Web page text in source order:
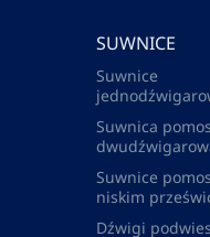
SUWNICE
Suwnice
Suwnica
Suwnice
niskim
Dźwigi